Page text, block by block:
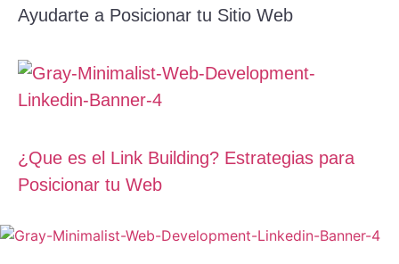
Ayudarte a Posicionar tu Sitio Web
¿Que es el Link Building? Estrategias para
Posicionar tu Web